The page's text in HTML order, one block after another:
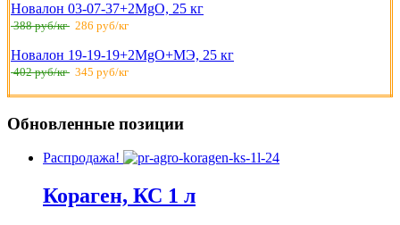
Новалон 03-07-37+2MgO, 25 кг
388 руб/кг 286 руб/кг
Новалон 19-19-19+2MgO+МЭ, 25 кг
402 руб/кг 345 руб/кг
Обновленные позиции
Распродажа!
Кораген, КС 1 л